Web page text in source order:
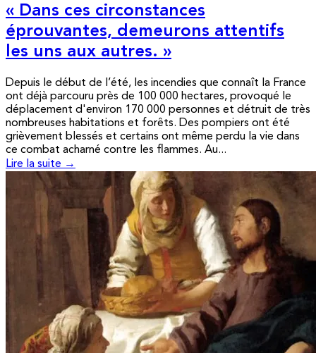
« Dans ces circonstances
éprouvantes, demeurons attentifs
les uns aux autres. »
Depuis le début de l’été, les incendies que connaît la France
ont déjà parcouru près de 100 000 hectares, provoqué le
déplacement d'environ 170 000 personnes et détruit de très
nombreuses habitations et forêts. Des pompiers ont été
grièvement blessés et certains ont même perdu la vie dans
ce combat acharné contre les flammes. Au...
Lire la suite →